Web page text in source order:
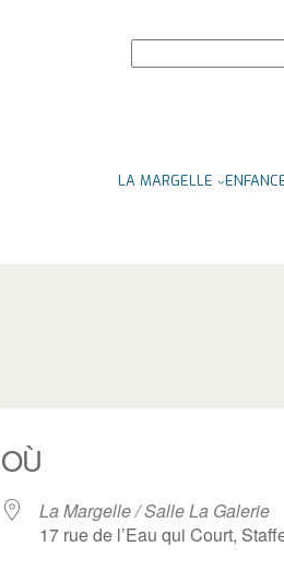
LA MARGELLE
OÙ
La Margelle / Salle La Galerie
17 rue de l’Eau qui Court,